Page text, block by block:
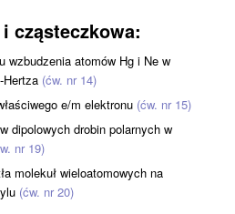
cząsteczkowa:
wzbudzenia atomów Hg i Ne w
Hertza (ćw. nr 14)
e/m elektronu (ćw. nr 15)
dipolowych drobin polarnych w
nr 19)
molekuł wieloatomowych na
(ćw. nr 20)